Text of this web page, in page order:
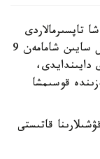
تاپسىرمالاردى
مىندەتتى تۇردە اۋىزشا قورعاۋدى ەنگىزۋ. جىل سايىن شامامەن 9
قوسىمشا
وقۋشىلارىنا قاتىستى